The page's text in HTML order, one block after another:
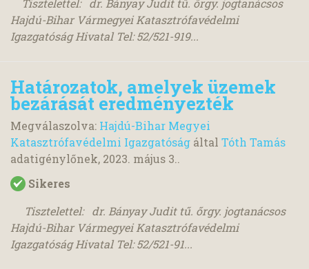
Tisztelettel: dr. Bányay Judit tű. őrgy. jogtanácsos
Hajdú-Bihar Vármegyei Katasztrófavédelmi
Igazgatóság Hivatal Tel: 52/521-919...
Határozatok, amelyek üzemek
bezárását eredményezték
Megválaszolva: Hajdú-Bihar Megyei
Katasztrófavédelmi Igazgatóság által Tóth Tamás
adatigénylőnek, 2023. május 3..
Sikeres
Tisztelettel: dr. Bányay Judit tű. őrgy. jogtanácsos
Hajdú-Bihar Vármegyei Katasztrófavédelmi
Igazgatóság Hivatal Tel: 52/521-91...